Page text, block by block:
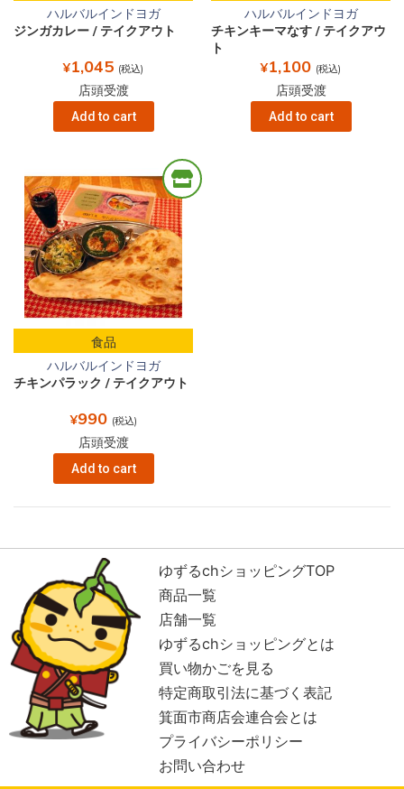
ハルバルインドヨガ
ジンガカレー / テイクアウト
¥1,045 (税込)
店頭受渡
Add to cart
ハルバルインドヨガ
チキンキーマなす / テイクアウ
ト
¥1,100 (税込)
店頭受渡
Add to cart
食品
ハルバルインドヨガ
チキンパラック / テイクアウト
¥990 (税込)
店頭受渡
Add to cart
ゆずるchショッピングTOP
商品一覧
店舗一覧
ゆずるchショッピングとは
買い物かごを見る
特定商取引法に基づく表記
箕面市商店会連合会とは
プライバシーポリシー
お問い合わせ